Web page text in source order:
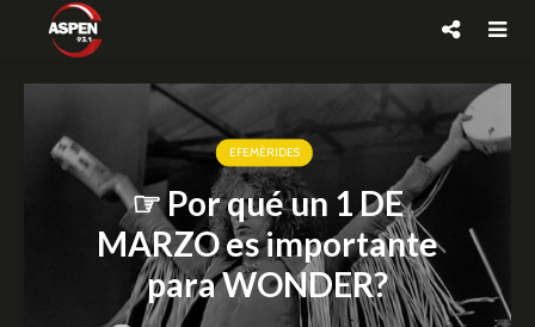
EFEMÉRIDES
☞ Por qué un 1 DE
MARZO es importante
para WONDER?